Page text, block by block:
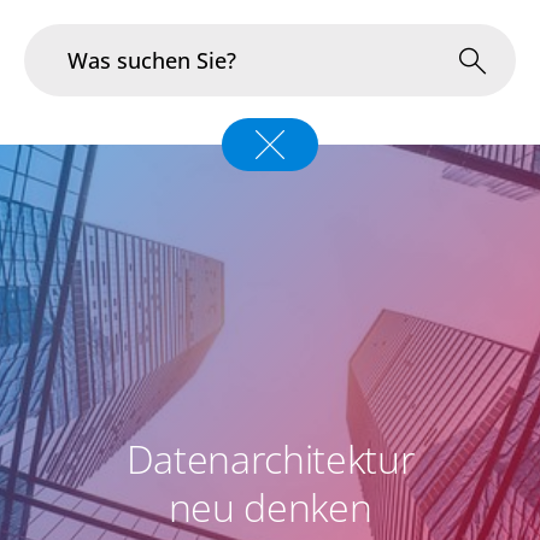
Branchen
Im Fokus
Portfolio
Infrastruktur & Betrieb
Über uns
Karriere
Blog
Datenarchitektur
neu denken